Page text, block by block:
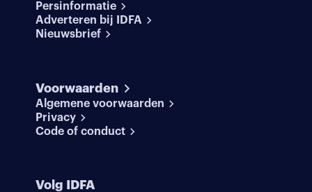
Persinformatie
Adverteren bij IDFA
Nieuwsbrief
Voorwaarden
Algemene voorwaarden
Privacy
Code of conduct
Volg IDFA